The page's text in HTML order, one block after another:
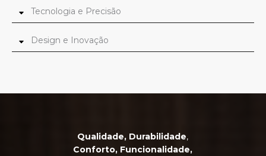
Tecnologia e Precisão
Design e Inovação
Qualidade, Durabilidade,
Conforto, Funcionalidade,